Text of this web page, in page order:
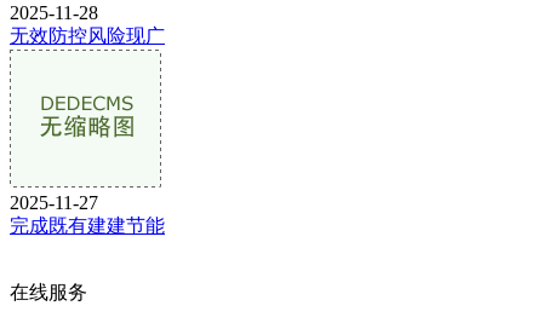
2025-11-28
无效防控风险现广
2025-11-27
完成既有建建节能
在线服务